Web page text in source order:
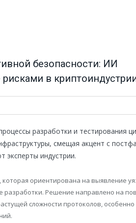
безопасности: ИИ
в
разработки и тестирования
смещая акцент с
эксперты индустрии.
ориентирована на выявление
разработки. Решение направлено на
сложности протоколов, особенно